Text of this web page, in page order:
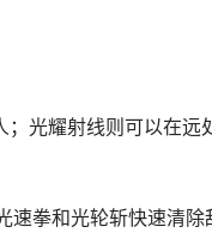
；光耀射线则可以在远
速拳和光轮斩快速清除